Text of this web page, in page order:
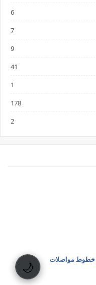
6
7
9
41
1
178
2
🌙 خطوط مواصلات